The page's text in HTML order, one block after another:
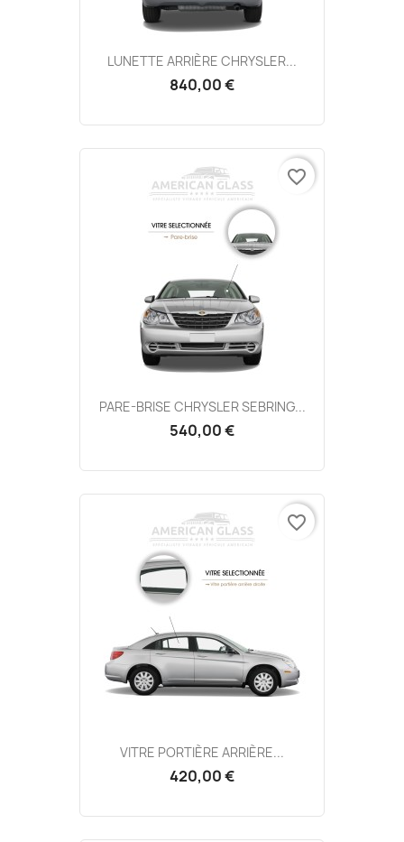
LUNETTE ARRIÈRE CHRYSLER...
840,00 €
PARE-BRISE CHRYSLER SEBRING...
540,00 €
favorite_border
VITRE PORTIÈRE ARRIÈRE...
420,00 €
favorite_border